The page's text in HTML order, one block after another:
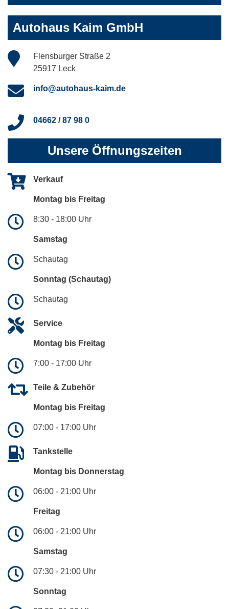
Autohaus Kaim GmbH
Flensburger Straße 2
25917 Leck
info@autohaus-kaim.de
04662 / 87 98 0
Unsere Öffnungszeiten
Verkauf
Montag bis Freitag
8:30 - 18:00 Uhr
Samstag
Schautag
Sonntag (Schautag)
Schautag
Service
Montag bis Freitag
7:00 - 17:00 Uhr
Teile & Zubehör
Montag bis Freitag
07:00 - 17:00 Uhr
Tankstelle
Montag bis Donnerstag
06:00 - 21:00 Uhr
Freitag
06:00 - 21:00 Uhr
Samstag
07:30 - 21:00 Uhr
Sonntag